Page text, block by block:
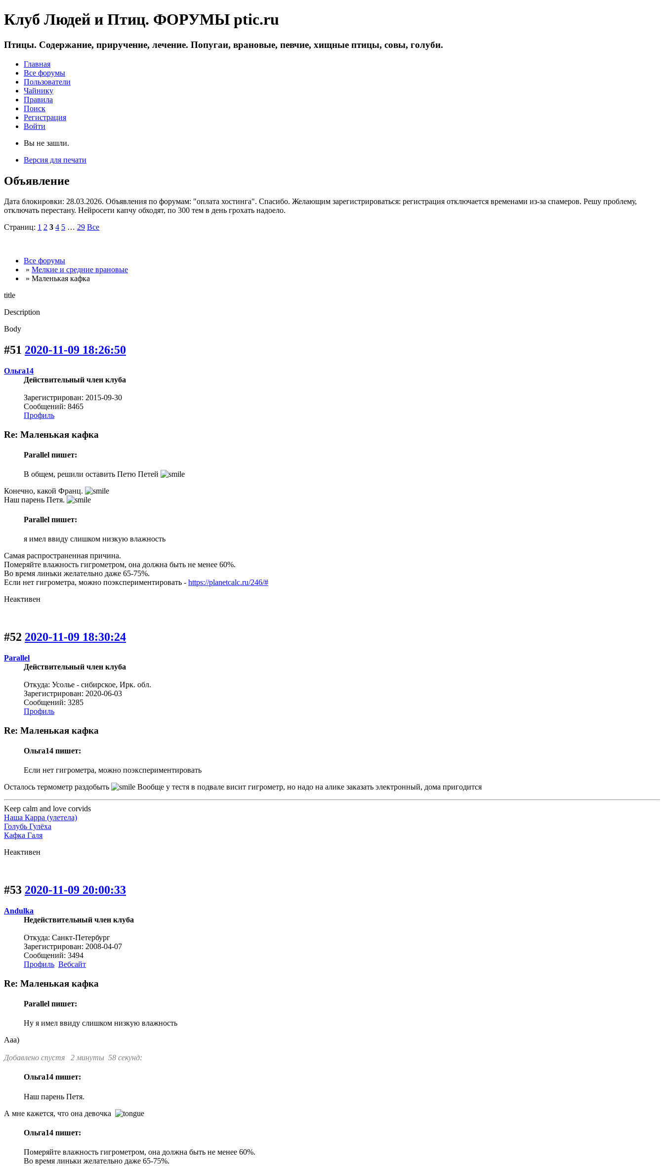
Клуб Людей и Птиц. ФОРУМЫ ptic.ru
Птицы. Содержание, приручение, лечение. Попугаи, врановые, певчие, хищные птицы, совы, голуби.
Главная
Все форумы
Пользователи
Чайнику
Правила
Поиск
Регистрация
Войти
Вы не зашли.
Версия для печати
Объявление
Дата блокировки: 28.03.2026. Объявления по форумам: "оплата хостинга". Спасибо. Желающим зарегистрироваться: регистрация отключается временами из-за спамеров. Решу проблему,
отключать перестану. Нейросети капчу обходят, по 300 тем в день грохать надоело.
Страниц: 1 2 3 4 5 … 29 Все
Все форумы
» Мелкие и средние врановые
» Маленькая кафка
title
Description
Body
#51 2020-11-09 18:26:50
Ольга14
Действительный член клуба
Зарегистрирован: 2015-09-30
Сообщений: 8465
Профиль
Re: Маленькая кафка
Parallel пишет:
В общем, решили оставить Петю Петей
Конечно, какой Франц.
Наш парень Петя.
Parallel пишет:
я имел ввиду слишком низкую влажность
Самая распространенная причина.
Померяйте влажность гигрометром, она должна быть не менее 60%.
Во время линьки желательно даже 65-75%.
Если нет гигрометра, можно поэкспериментировать - https://planetcalc.ru/246/#
Неактивен
#52 2020-11-09 18:30:24
Parallel
Действительный член клуба
Откуда: Усолье - сибирское, Ирк. обл.
Зарегистрирован: 2020-06-03
Сообщений: 3285
Профиль
Re: Маленькая кафка
Ольга14 пишет:
Если нет гигрометра, можно поэкспериментировать
Осталось термометр раздобыть
Вообще у тестя в подвале висит гигрометр, но надо на алике заказать электронный, дома пригодится
Keep calm and love corvids
Наша Карра (улетела)
Голубь Гулёха
Кафка Галя
Неактивен
#53 2020-11-09 20:00:33
Andulka
Недействительный член клуба
Откуда: Санкт-Петербург
Зарегистрирован: 2008-04-07
Сообщений: 3494
Профиль Вебсайт
Re: Маленькая кафка
Parallel пишет:
Ну я имел ввиду слишком низкую влажность
Ааа)
Добавлено спустя 2 минуты 58 секунд:
Ольга14 пишет:
Наш парень Петя.
А мне кажется, что она девочка
Ольга14 пишет:
Померяйте влажность гигрометром, она должна быть не менее 60%.
Во время линьки желательно даже 65-75%.